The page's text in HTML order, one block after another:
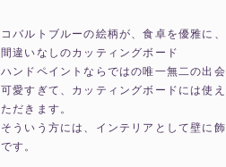
コバルトブルーの絵柄が、食卓を優雅に
間違いなしのカッティングボード
ハンドペイントならではの唯一無二の出
可愛すぎて、カッティングボードには使
ただきます。
そういう方には、インテリアとして壁に
です。